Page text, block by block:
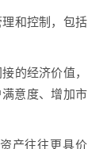
和控制，包括
的经济价值，
意度、增加市
产往往更具价